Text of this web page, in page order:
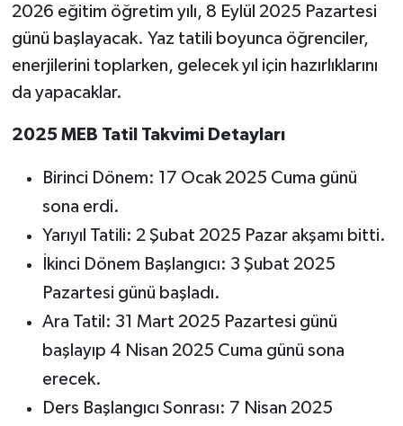
2026 eğitim öğretim yılı, 8 Eylül 2025 Pazartesi
günü başlayacak. Yaz tatili boyunca öğrenciler,
enerjilerini toplarken, gelecek yıl için hazırlıklarını
da yapacaklar.
2025 MEB Tatil Takvimi Detayları
Birinci Dönem: 17 Ocak 2025 Cuma günü
sona erdi.
Yarıyıl Tatili: 2 Şubat 2025 Pazar akşamı bitti.
İkinci Dönem Başlangıcı: 3 Şubat 2025
Pazartesi günü başladı.
Ara Tatil: 31 Mart 2025 Pazartesi günü
başlayıp 4 Nisan 2025 Cuma günü sona
erecek.
Ders Başlangıcı Sonrası: 7 Nisan 2025